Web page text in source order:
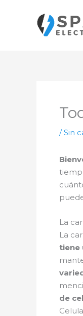
contenido
/Sin
La
La
tiene
de